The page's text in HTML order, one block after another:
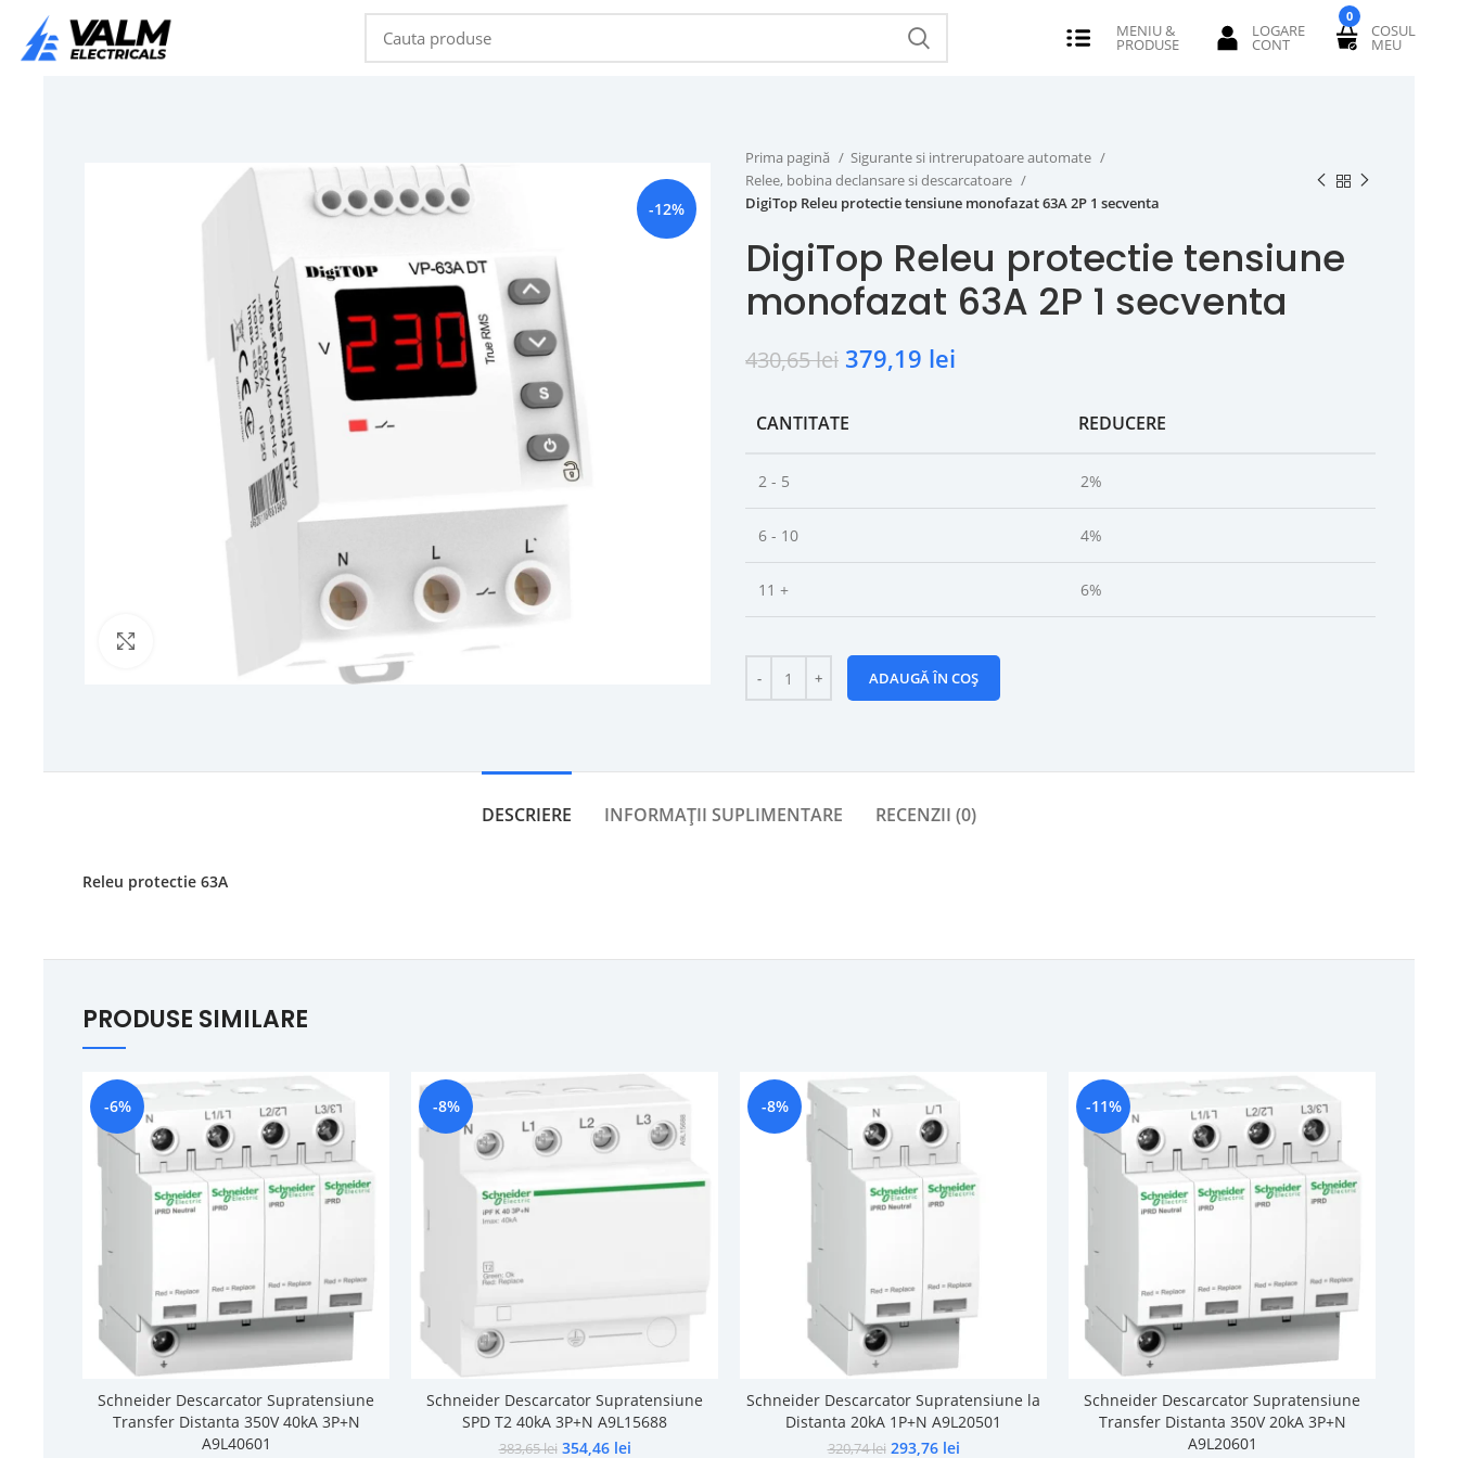
0
-12%
Prima pagină
Sigurante si intrerupatoare automate
Relee, bobina declansare si descarcatoare
DigiTop Releu protectie tensiune monofazat 63A 2P 1 secventa
DigiTop Releu protectie tensiune
monofazat 63A 2P 1 secventa
430,65lei 379,19 lei
CANTITATE REDUCERE
2 - 5 2%
6 - 10 4%
11 + 6%
ADAUGĂ ÎN COȘ
DESCRIERE INFORMAȚII SUPLIMENTARE RECENZII (0)
Releu protectie 63A
PRODUSE SIMILARE
-6%
Schneider Descarcator Supratensiune
Transfer Distanta 350V 40kA 3P+N
A9L40601
-8%
Schneider Descarcator Supratensiune
SPD T2 40kA 3P+N A9L15688
383,65lei 354,46 lei
-8%
Schneider Descarcator Supratensiune la
Distanta 20kA 1P+N A9L20501
320,74lei 293,76 lei
-11%
Schneider Descarcator Supratensiune
Transfer Distanta 350V 20kA 3P+N
A9L20601